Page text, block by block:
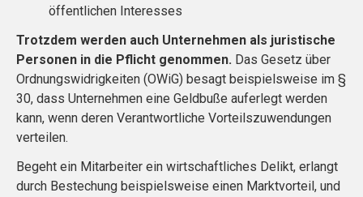
öffentlichen Interesses
Trotzdem werden auch Unternehmen als juristische
Personen in die Pflicht genommen. Das Gesetz über
Ordnungswidrigkeiten (OWiG) besagt beispielsweise im §
30, dass Unternehmen eine Geldbuße auferlegt werden
kann, wenn deren Verantwortliche Vorteilszuwendungen
verteilen.
Begeht ein Mitarbeiter ein wirtschaftliches Delikt, erlangt
durch Bestechung beispielsweise einen Marktvorteil, und